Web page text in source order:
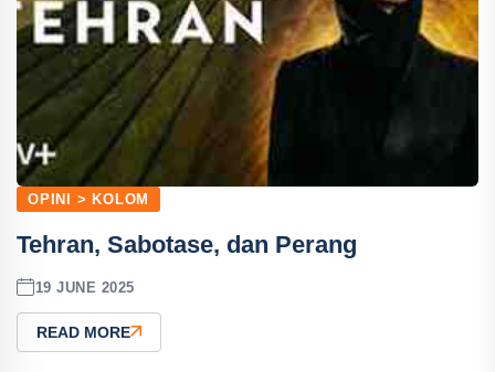
OPINI > KOLOM
Tehran, Sabotase, dan Perang
19 JUNE 2025
READ MORE